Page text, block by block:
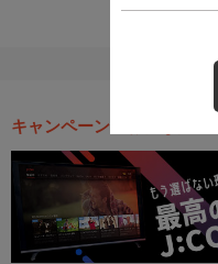
キャンペーン・お得な情報